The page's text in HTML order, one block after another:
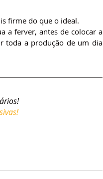
firme do que o ideal.
a ferver, antes de colocar a
toda a produção de um dia